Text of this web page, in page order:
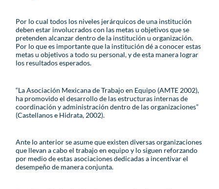
Por lo cual todos los niveles jerárquicos de una institución
deben estar involucrados con las metas u objetivos que se
pretenden alcanzar dentro de la institución u organización.
Por lo que es importante que la institución dé a conocer estas
metas u objetivos a todo su personal, y de esta manera lograr
los resultados esperados.
“La Asociación Mexicana de Trabajo en Equipo (AMTE 2002),
ha promovido el desarrollo de las estructuras internas de
coordinación y administración dentro de las organizaciones”
(Castellanos e Hidrata, 2002).
Ante lo anterior se asume que existen diversas organizaciones
que llevan a cabo el trabajo en equipo y lo siguen reforzando
por medio de estas asociaciones dedicadas a incentivar el
desempeño de manera conjunta.